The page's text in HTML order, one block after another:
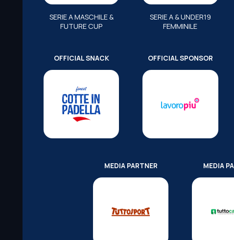
SERIE A MASCHILE &
FUTURE CUP
SERIE A & UNDER19
FEMMINILE
OFFICIAL SNACK OFFICIAL SPONSOR
MEDIA PARTNER MEDIA